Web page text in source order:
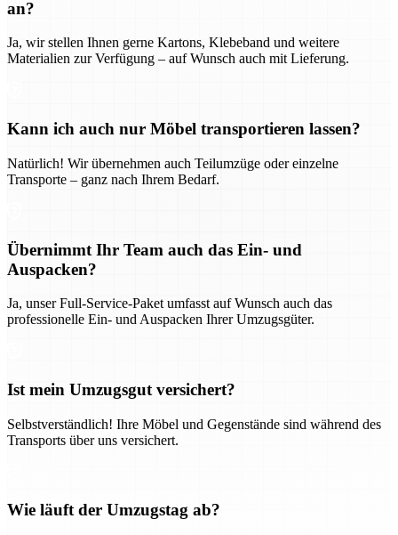
an?
Ja, wir stellen Ihnen gerne Kartons, Klebeband und weitere
Materialien zur Verfügung – auf Wunsch auch mit Lieferung.
Kann ich auch nur Möbel transportieren lassen?
Natürlich! Wir übernehmen auch Teilumzüge oder einzelne
Transporte – ganz nach Ihrem Bedarf.
Übernimmt Ihr Team auch das Ein- und
Auspacken?
Ja, unser Full-Service-Paket umfasst auf Wunsch auch das
professionelle Ein- und Auspacken Ihrer Umzugsgüter.
Ist mein Umzugsgut versichert?
Selbstverständlich! Ihre Möbel und Gegenstände sind während des
Transports über uns versichert.
Wie läuft der Umzugstag ab?